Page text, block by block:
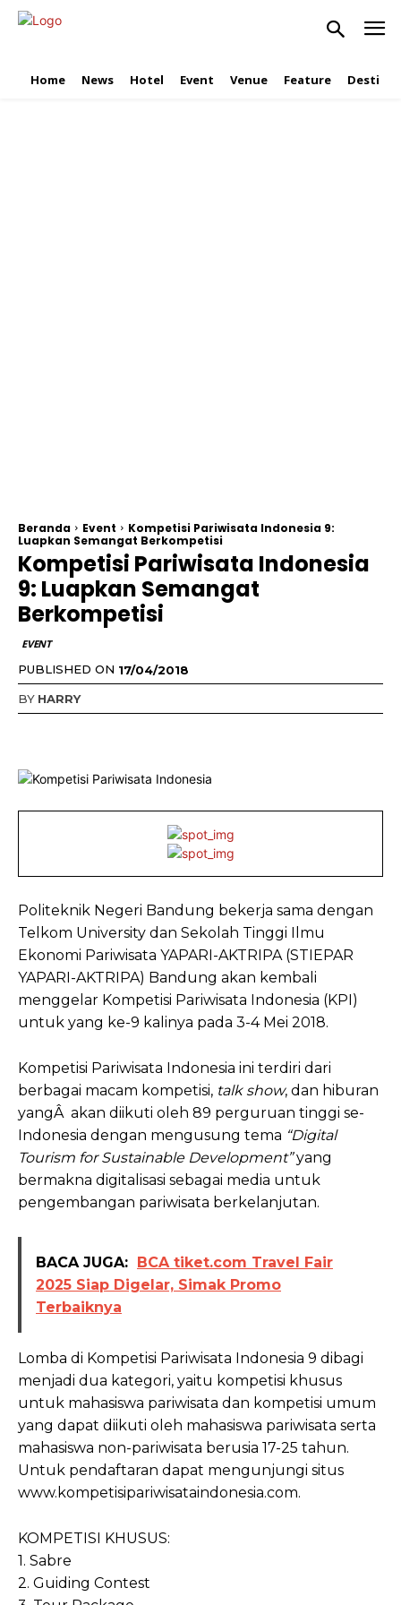
Home News Hotel Event Venue Feature
Beranda Event
Kompetisi Pariwisata Indonesia 9:
Luapkan Semangat Berkompetisi
Kompetisi Pariwisata Indonesia
9: Luapkan Semangat
Berkompetisi
EVENT
PUBLISHED ON 17/04/2018
BY HARRY
Politeknik Negeri Bandung bekerja sama dengan
Telkom University dan Sekolah Tinggi Ilmu
Ekonomi Pariwisata YAPARI-AKTRIPA (STIEPAR
YAPARI-AKTRIPA) Bandung akan kembali
menggelar Kompetisi Pariwisata Indonesia (KPI)
untuk yang ke-9 kalinya pada 3-4 Mei 2018.
Kompetisi Pariwisata Indonesia ini terdiri dari
berbagai macam kompetisi, talk show, dan hiburan
yangÂ akan diikuti oleh 89 perguruan tinggi se-
Indonesia dengan mengusung tema “Digital
Tourism for Sustainable Development”yang
bermakna digitalisasi sebagai media untuk
pengembangan pariwisata berkelanjutan.
BACA JUGA:
BCA tiket.com Travel Fair
2025 Siap Digelar, Simak Promo
Terbaiknya
Lomba di Kompetisi Pariwisata Indonesia 9 dibagi
menjadi dua kategori, yaitu kompetisi khusus
untuk mahasiswa pariwisata dan kompetisi umum
yang dapat diikuti oleh mahasiswa pariwisata serta
mahasiswa non-pariwisata berusia 17-25 tahun.
Untuk pendaftaran dapat mengunjungi situs
www.kompetisipariwisataindonesia.com.
KOMPETISI KHUSUS:
1. Sabre
2. Guiding Contest